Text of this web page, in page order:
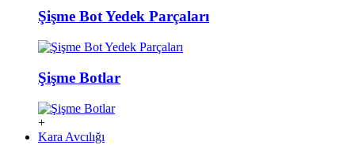
Şişme Bot Yedek Parçaları
Şişme Botlar
+
Kara Avcılığı